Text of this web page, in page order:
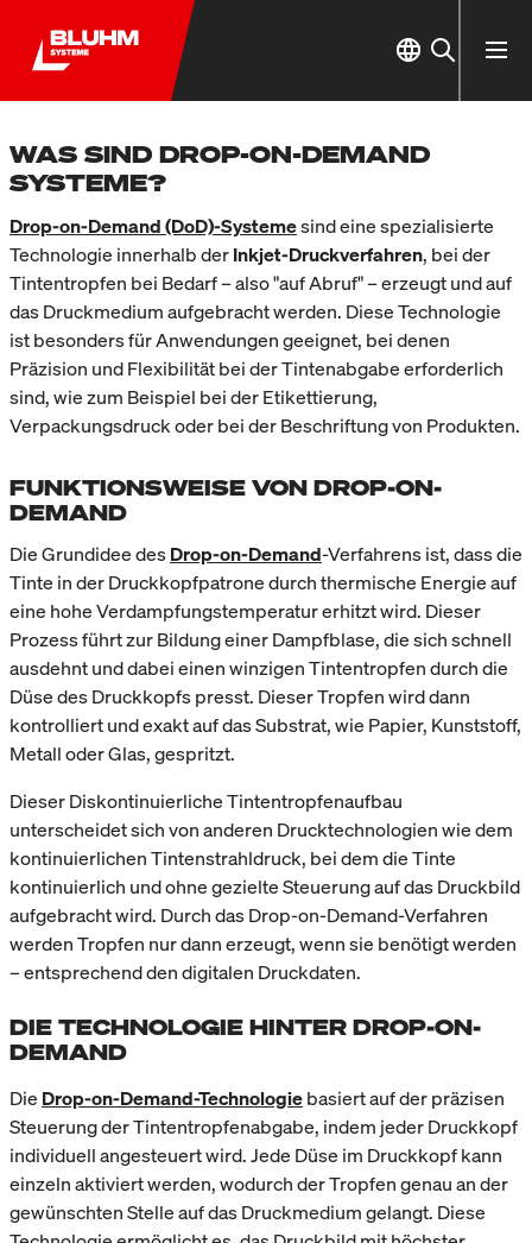
WAS SIND DROP-ON-DEMAND
SYSTEME?
Drop-on-Demand (DoD)-Systemesind eine spezialisierte
Technologie innerhalb derInkjet-Druckverfahren, bei der
Tintentropfen bei Bedarf – also "auf Abruf" – erzeugt und auf
das Druckmedium aufgebracht werden. Diese Technologie
ist besonders für Anwendungen geeignet, bei denen
Präzision und Flexibilität bei der Tintenabgabe erforderlich
sind, wie zum Beispiel bei der Etikettierung,
Verpackungsdruck oder bei der Beschriftung von Produkten.
FUNKTIONSWEISE VON DROP-ON-
DEMAND
Die Grundidee desDrop-on-Demand-Verfahrens ist, dass die
Tinte in der Druckkopfpatrone durch thermische Energie auf
eine hohe Verdampfungstemperatur erhitzt wird. Dieser
Prozess führt zur Bildung einer Dampfblase, die sich schnell
ausdehnt und dabei einen winzigen Tintentropfen durch die
Düse des Druckkopfs presst. Dieser Tropfen wird dann
kontrolliert und exakt auf das Substrat, wie Papier, Kunststoff,
Metall oder Glas, gespritzt.
Dieser Diskontinuierliche Tintentropfenaufbau
unterscheidet sich von anderen Drucktechnologien wie dem
kontinuierlichen Tintenstrahldruck, bei dem die Tinte
kontinuierlich und ohne gezielte Steuerung auf das Druckbild
aufgebracht wird. Durch das Drop-on-Demand-Verfahren
werden Tropfen nur dann erzeugt, wenn sie benötigt werden
– entsprechend den digitalen Druckdaten.
DIE TECHNOLOGIE HINTER DROP-ON-
DEMAND
Die Drop-on-Demand-Technologiebasiert auf der präzisen
Steuerung der Tintentropfenabgabe, indem jeder Druckkopf
individuell angesteuert wird. Jede Düse im Druckkopf kann
einzeln aktiviert werden, wodurch der Tropfen genau an der
gewünschten Stelle auf das Druckmedium gelangt. Diese